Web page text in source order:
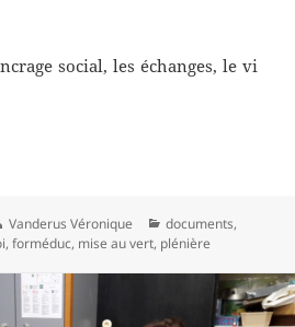
social, les échanges, le vi
Auteur
Vanderus Véronique Catégories
documents,
,forméduc, mise au vert, plénière